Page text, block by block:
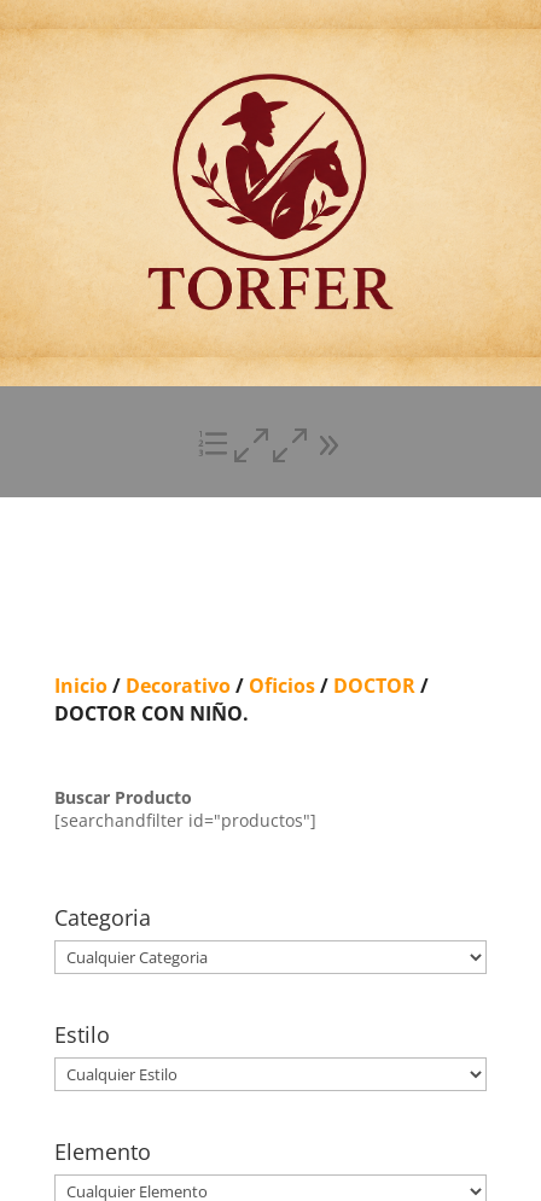
Articulos para
Regalo Torfer.
Inicio/ Decorativo/ Oficios/ DOCTOR/
DOCTOR CON NIÑO.
Buscar Producto
[searchandfilter id="productos"]
Categoria
Estilo
Elemento